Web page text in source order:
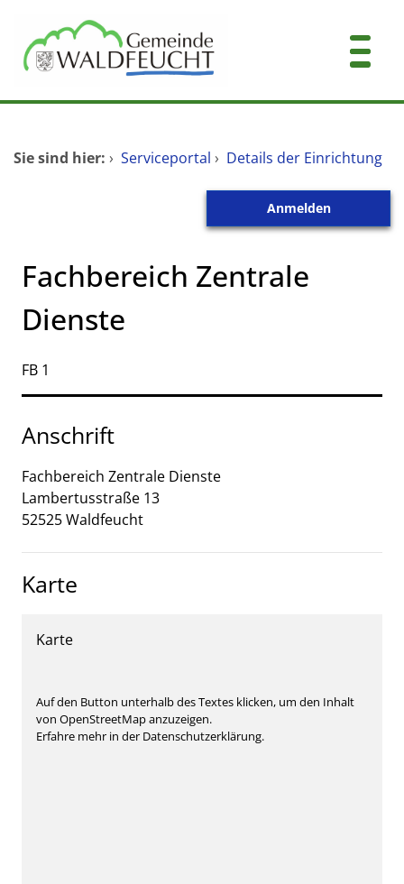
Zum Hauptinhalt springen
Dienstleistungen A-Z
Sie sind hier: › Serviceportal › Details der Einrichtung
Anmelden
Fachbereich Zentrale
Dienste
Kurzbezeichnung
FB 1
Anschrift
Fachbereich Zentrale Dienste
Lambertusstraße 13
52525Waldfeucht
Karte
Karte
Auf den Button unterhalb des Textes klicken, um den Inhalt
von OpenStreetMap anzuzeigen.
Erfahre mehr in der Datenschutzerklärung.